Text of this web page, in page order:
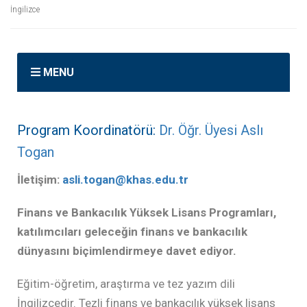
İngilizce
MENU
Program Koordinatörü: Dr. Öğr. Üyesi Aslı
Togan
İletişim: asli.togan@khas.edu.tr
Finans ve Bankacılık Yüksek Lisans Programları,
katılımcıları geleceğin finans ve bankacılık
dünyasını biçimlendirmeye davet ediyor.
Eğitim-öğretim, araştırma ve tez yazım dili
İngilizcedir. Tezli finans ve bankacılık yüksek lisans